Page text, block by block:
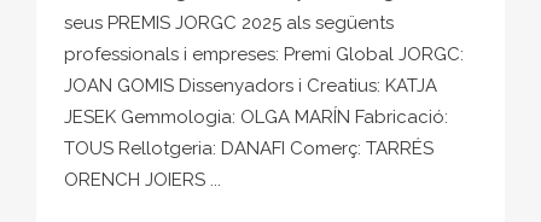
seus PREMIS JORGC 2025 als següents
professionals i empreses: Premi Global JORGC:
JOAN GOMIS Dissenyadors i Creatius: KATJA
JESEK Gemmologia: OLGA MARÍN Fabricació:
TOUS Rellotgeria: DANAFI Comerç: TARRÉS
ORENCH JOIERS ...